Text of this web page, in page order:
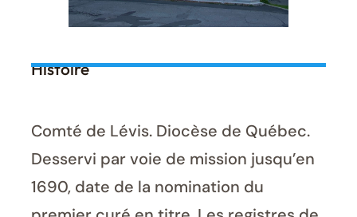
Histoire
Comté de Lévis. Diocèse de Québec.
Desservi par voie de mission jusqu’en
1690, date de la nomination du